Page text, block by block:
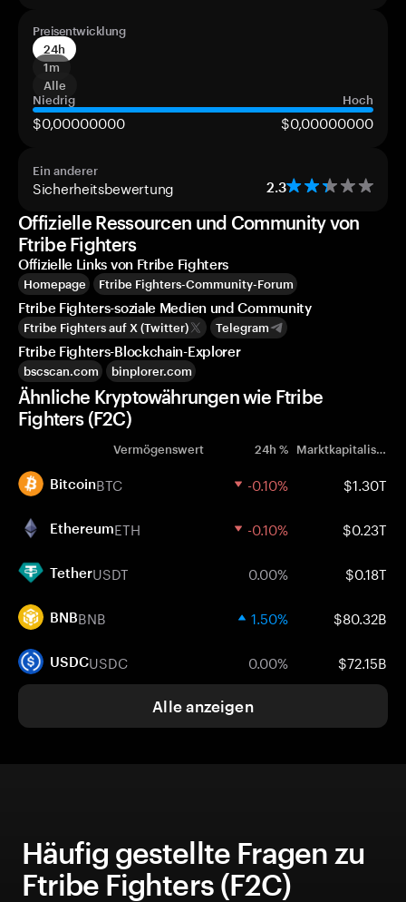
Preisentwicklung
24h
1m
Alle
Niedrig
Hoch
$0,00000000 $0,00000000
Ein anderer
Sicherheitsbewertung 2.3
Offizielle Ressourcen und Community von
Ftribe Fighters
Offizielle Links von Ftribe Fighters
Homepage Ftribe Fighters-Community-Forum
Ftribe Fighters-soziale Medien und Community
Ftribe Fighters auf X (Twitter) Telegram
Ftribe Fighters-Blockchain-Explorer
bscscan.com binplorer.com
Ähnliche Kryptowährungen wie Ftribe
Fighters (F2C)
Vermögenswert 24h % Marktkapitalisierung
BitcoinBTC -0.10% $1.30T
EthereumETH -0.10% $0.23T
TetherUSDT 0.00% $0.18T
BNBBNB 1.50% $80.32B
USDCUSDC 0.00% $72.15B
Alle anzeigen
Häufig gestellte Fragen zu
Ftribe Fighters (F2C)